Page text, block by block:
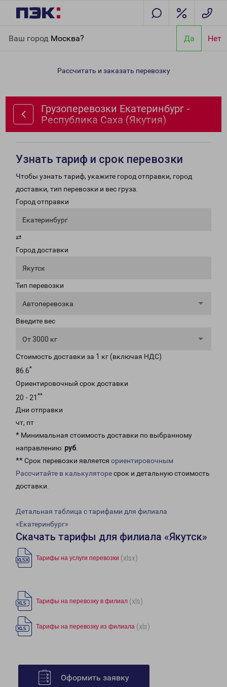
Ваш город Москва? Да Нет
Республика Саха (Якутия)
Рассчитать и заказать перевозку
Грузоперевозки Екатеринбург -
Республика Саха (Якутия)
Узнать тариф и срок перевозки
Чтобы узнать тариф, укажите город отправки, город
доставки, тип перевозки и вес груза.
Город отправки
Екатеринбург
⇄
Город доставки
Якутск
Тип перевозки
Автоперевозка
Введите вес
От 3000 кг
Стоимость доставки за 1 кг (включая НДС)
86.6*
Ориентировочный срок доставки
20 - 21 **
Дни отправки
чт, пт
* Минимальная стоимость доставки по выбранному
направлению: руб.
** Срок перевозки является ориентировочным
Рассчитайте в калькуляторесрок и детальную стоимость
доставки.
Детальная таблица с тарифами для филиала
«Екатеринбург»
Скачать тарифы для филиала «Якутск»
Тарифы на услуги перевозки (xlsx)
Тарифы на перевозку в филиал (xls)
Тарифы на перевозку из филиала (xls)
Оформить заявку